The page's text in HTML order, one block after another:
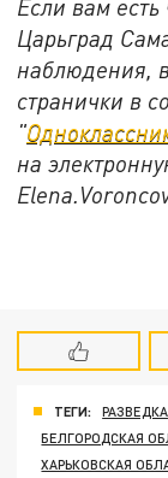
Если вам
Царьград
наблюдения,
странички в
"
на
ТЕГИ: РАЗВЕДКА
БЕЛГОРОДСКАЯ
ХАРЬКОВСКАЯ